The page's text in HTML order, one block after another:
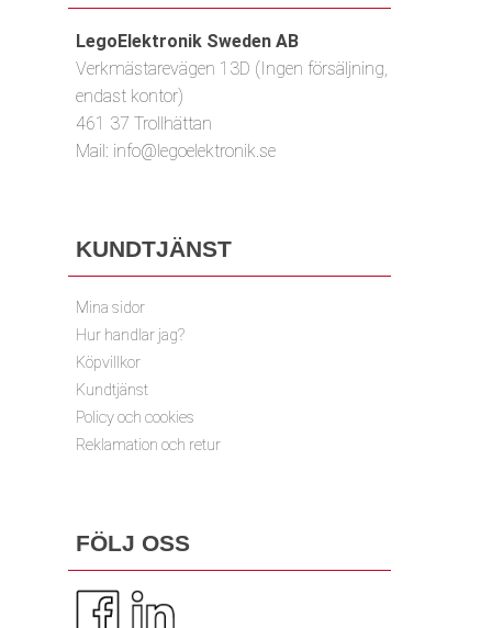
LegoElektronik Sweden AB
Verkmästarevägen 13D (Ingen försäljning,
endast kontor)
461 37 Trollhättan
Mail: info@legoelektronik.se
KUNDTJÄNST
Mina sidor
Hur handlar jag?
Köpvillkor
Kundtjänst
Policy och cookies
Reklamation och retur
FÖLJ OSS